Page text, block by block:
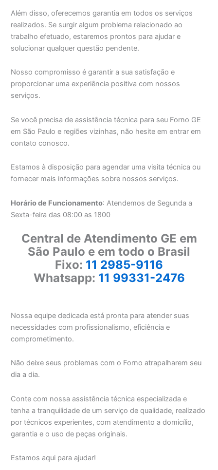
Além disso, oferecemos garantia em todos os serviços
realizados. Se surgir algum problema relacionado ao
trabalho efetuado, estaremos prontos para ajudar e
solucionar qualquer questão pendente.
Nosso compromisso é garantir a sua satisfação e
proporcionar uma experiência positiva com nossos
serviços.
Se você precisa de assistência técnica para seu Forno GE
em São Paulo e regiões vizinhas, não hesite em entrar em
contato conosco.
Estamos à disposição para agendar uma visita técnica ou
fornecer mais informações sobre nossos serviços.
Horário de Funcionamento: Atendemos de Segunda a
Sexta-feira das 08:00 as 1800
Central de Atendimento GE em
São Paulo e em todo o Brasil
Fixo: 11 2985-9116
Whatsapp: 11 99331-2476
Nossa equipe dedicada está pronta para atender suas
necessidades com profissionalismo, eficiência e
comprometimento.
Não deixe seus problemas com o Forno atrapalharem seu
dia a dia.
Conte com nossa assistência técnica especializada e
tenha a tranquilidade de um serviço de qualidade, realizado
por técnicos experientes, com atendimento a domicílio,
garantia e o uso de peças originais.
Estamos aqui para ajudar!